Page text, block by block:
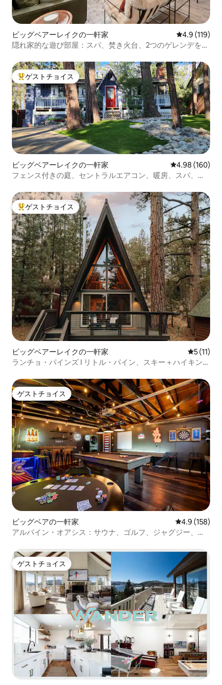
ビッグベアーレイクの一軒家 レビュー119
4.9 (119)
隠れ家的な遊び部屋：スパ、焚き火台、2つのゲレンデを歩
大好評のゲストチョイスです。
ゲストチョイス
ビッグベアーレイクの一軒家 レビュー160
4.98 (160)
フェンス付きの庭、セントラルエアコン、暖房、スパ、サ
大好評のゲストチョイスです。
ゲストチョイス
ビッグベアーレイクの一軒家 レビュー
5 (11)
ランチョ・パインズ I リトル・パイン、スキー＋ハイキング
ゲストチョイス
ゲストチョイス
ビッグベアの一軒家 レビュー158
4.9 (158)
アルパイン・オアシス：サウナ、ゴルフ、ジャグジー、ゲ
ゲストチョイス
ゲストチョイス